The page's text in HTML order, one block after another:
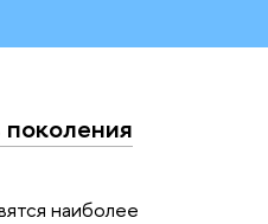
наиболее